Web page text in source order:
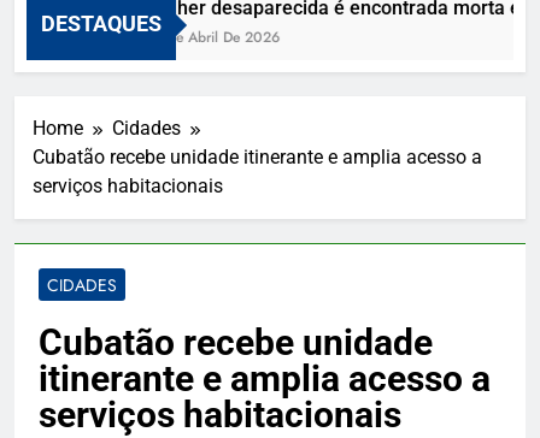
DESTAQUES
Mulher desaparecida é encontrada morta e
10 De Abril De 2026
Home
Cidades
Cubatão recebe unidade itinerante e amplia acesso a
serviços habitacionais
CIDADES
Cubatão recebe unidade
itinerante e amplia acesso a
serviços habitacionais